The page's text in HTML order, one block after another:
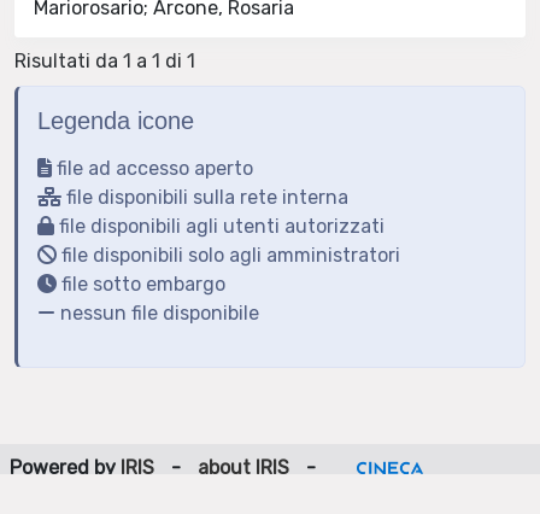
Mariorosario; Arcone, Rosaria
Risultati da 1 a 1 di 1
Legenda icone
file ad accesso aperto
file disponibili sulla rete interna
file disponibili agli utenti autorizzati
file disponibili solo agli amministratori
file sotto embargo
nessun file disponibile
Powered by IRIS - about IRIS
-